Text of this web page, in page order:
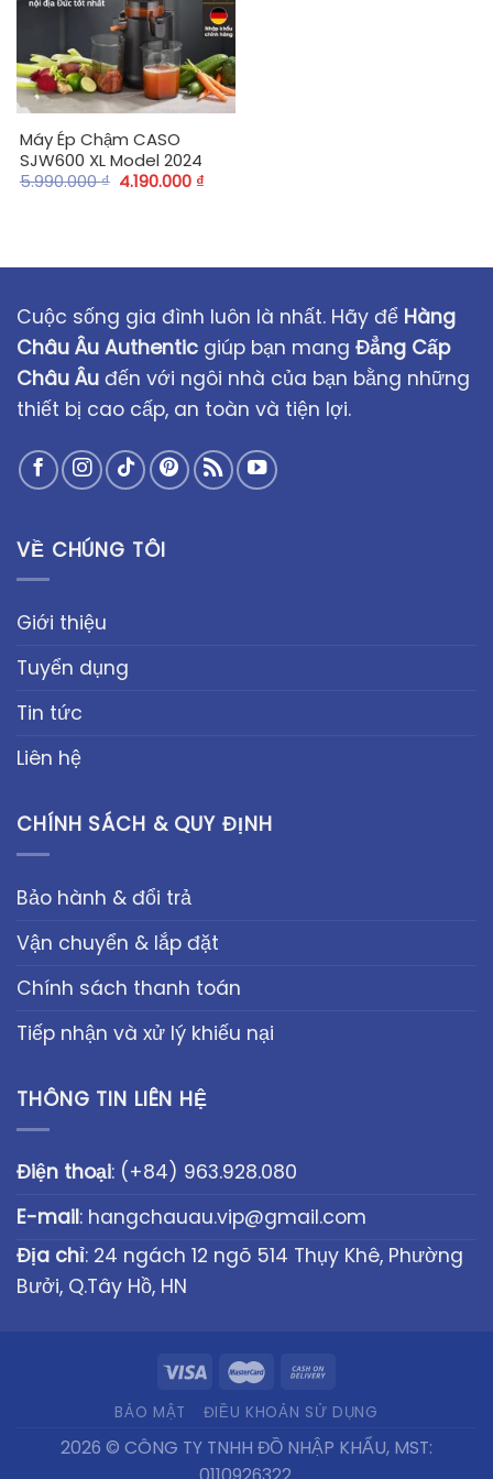
Máy Ép Chậm CASO
SJW600 XL Model 2024
5.990.000₫ 4.190.000 ₫
Cuộc sống gia đình luôn là nhất. Hãy để Hàng
Châu Âu Authentic giúp bạn mang Đẳng Cấp
Châu Âu đến với ngôi nhà của bạn bằng những
thiết bị cao cấp, an toàn và tiện lợi.
VỀ CHÚNG TÔI
Giới thiệu
Tuyển dụng
Tin tức
Liên hệ
CHÍNH SÁCH & QUY ĐỊNH
Bảo hành & đổi trả
Vận chuyển & lắp đặt
Chính sách thanh toán
Tiếp nhận và xử lý khiếu nại
THÔNG TIN LIÊN HỆ
Điện thoại: (+84) 963.928.080
E-mail: hangchauau.vip@gmail.com
Địa chỉ: 24 ngách 12 ngõ 514 Thụy Khê, Phường
Bưởi, Q.Tây Hồ, HN
BẢO MẬT ĐIỀU KHOẢN SỬ DỤNG
2026 © CÔNG TY TNHH ĐỒ NHẬP KHẨU, MST: